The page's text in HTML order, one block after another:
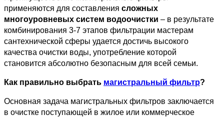
применяются для составления сложных
многоуровневых систем водоочистки – в результате
комбинирования 3-7 этапов фильтрации мастерам
сантехнической сферы удается достичь высокого
качества очистки воды, употребление которой
становится абсолютно безопасным для всей семьи.
Как правильно выбрать магистральный фильтр?
Основная задача магистральных фильтров заключается
в очистке поступающей в жилое или коммерческое